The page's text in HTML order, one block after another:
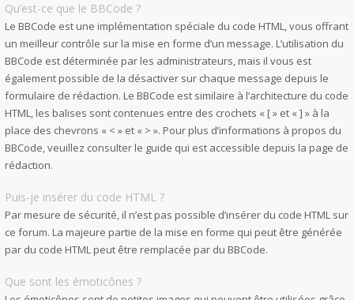
Qu’est-ce que le BBCode ?
Le BBCode est une implémentation spéciale du code HTML, vous offrant
un meilleur contrôle sur la mise en forme d’un message. L’utilisation du
BBCode est déterminée par les administrateurs, mais il vous est
également possible de la désactiver sur chaque message depuis le
formulaire de rédaction. Le BBCode est similaire à l’architecture du code
HTML, les balises sont contenues entre des crochets « [ » et « ] » à la
place des chevrons « < » et « > ». Pour plus d’informations à propos du
BBCode, veuillez consulter le guide qui est accessible depuis la page de
rédaction.
Puis-je insérer du code HTML ?
Par mesure de sécurité, il n’est pas possible d’insérer du code HTML sur
ce forum. La majeure partie de la mise en forme qui peut être générée
par du code HTML peut être remplacée par du BBCode.
Que sont les émoticônes ?